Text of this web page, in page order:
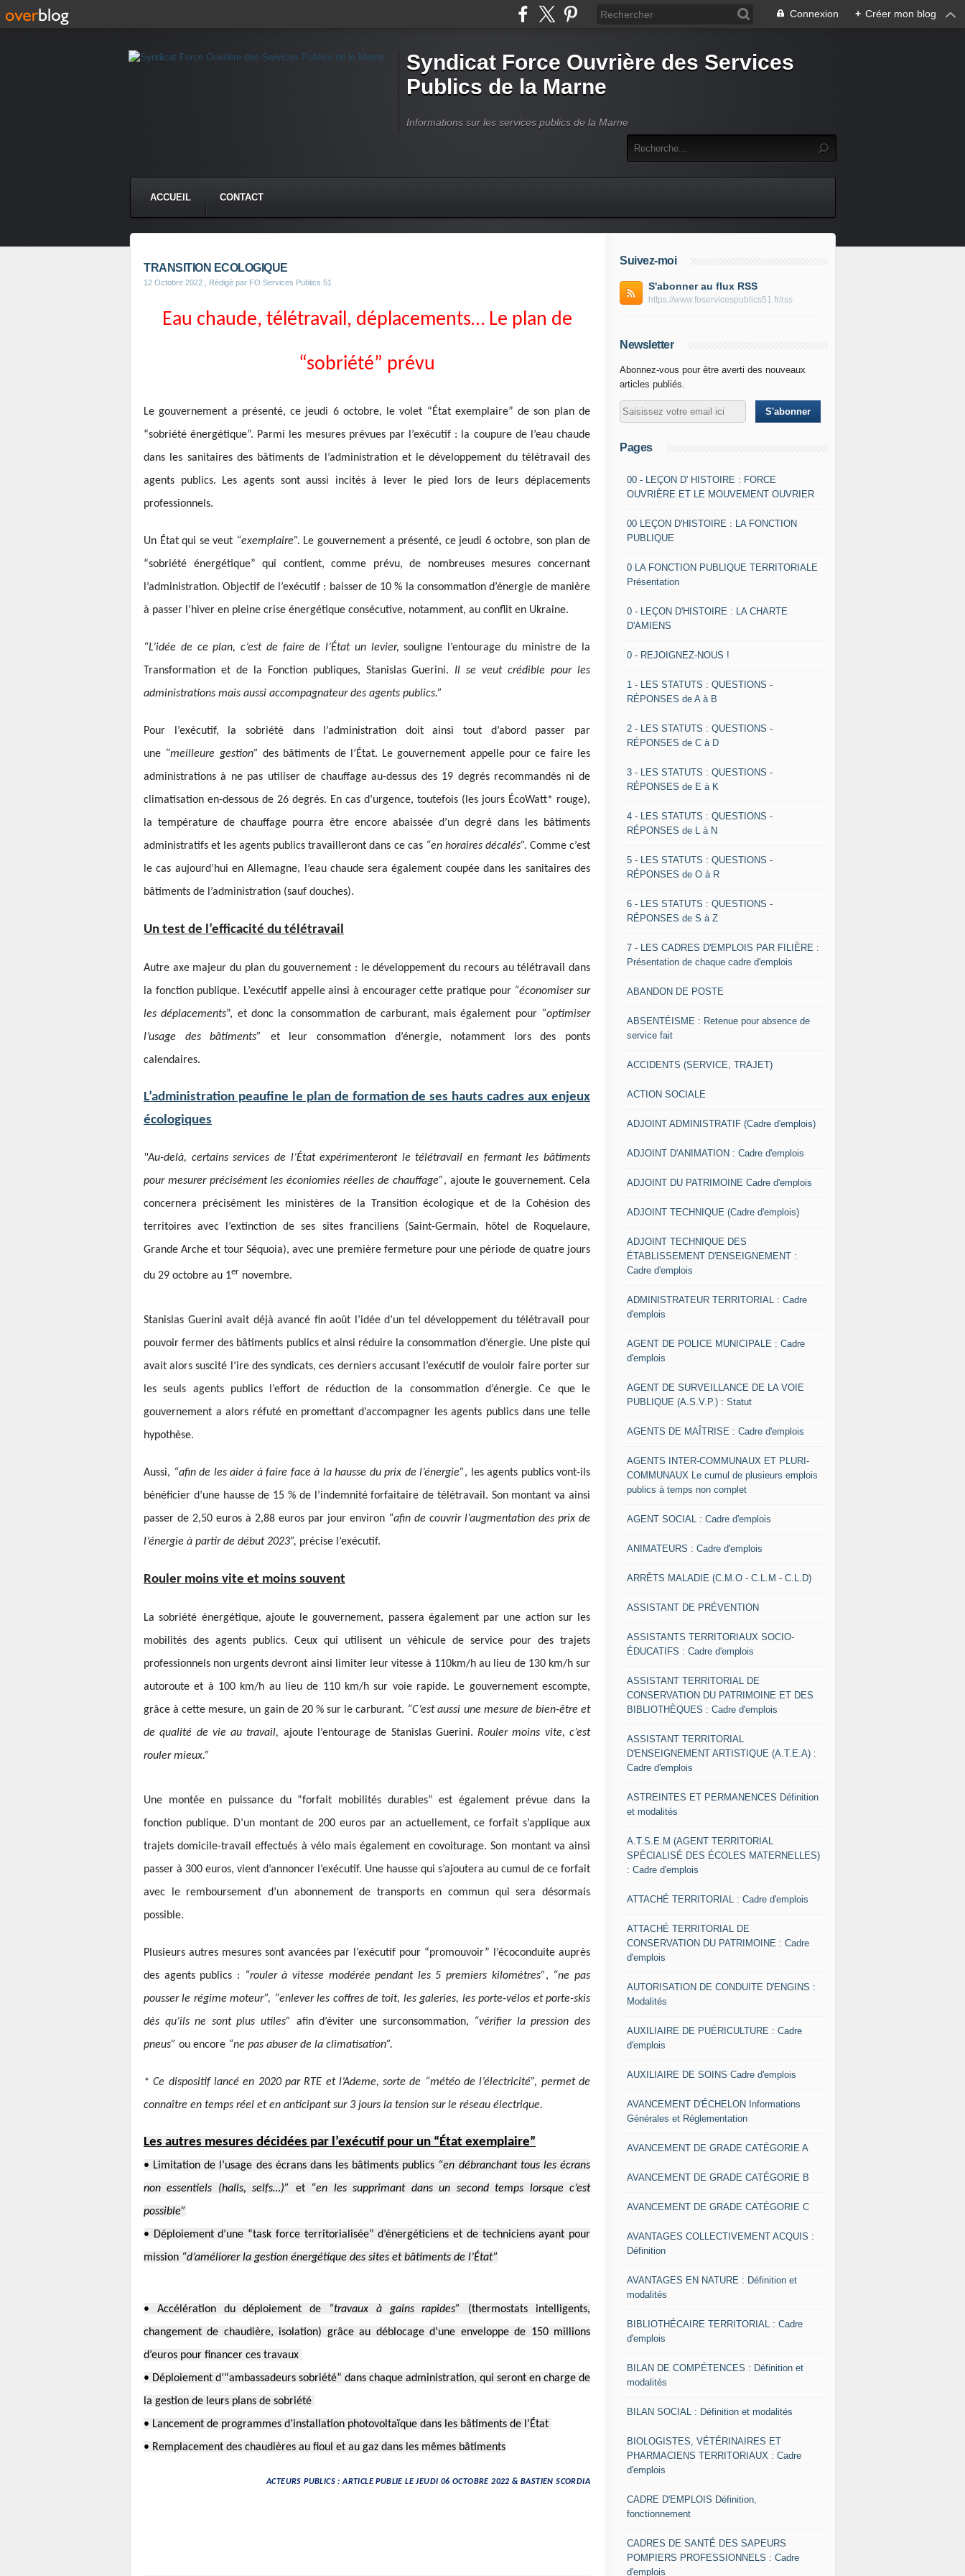
Connexion + Créer mon blog
Syndicat Force Ouvrière des Services
Publics de la Marne
Informations sur les services publics de la Marne
ACCUEIL CONTACT
TRANSITION ECOLOGIQUE
12 Octobre 2022 , Rédigé par FO Services Publics 51
Eau chaude, télétravail, déplacements… Le plan de
“sobriété” prévu
Le gouvernement a présenté, ce jeudi 6 octobre, le volet “État exemplaire” de son plan de
“sobriété énergétique”. Parmi les mesures prévues par l’exécutif : la coupure de l’eau chaude
dans les sanitaires des bâtiments de l’administration et le développement du télétravail des
agents publics. Les agents sont aussi incités à lever le pied lors de leurs déplacements
professionnels.
Un État qui se veut “exemplaire”. Le gouvernement a présenté, ce jeudi 6 octobre, son plan de
“sobriété énergétique” qui contient, comme prévu, de nombreuses mesures concernant
l’administration. Objectif de l’exécutif : baisser de 10 % la consommation d’énergie de manière
à passer l’hiver en pleine crise énergétique consécutive, notamment, au conflit en Ukraine.
“L’idée de ce plan, c’est de faire de l’État un levier,souligne l’entourage du ministre de la
Transformation et de la Fonction publiques, Stanislas Guerini. Il se veut crédible pour les
administrations mais aussi accompagnateur des agents publics.”
Pour l’exécutif, la sobriété dans l’administration doit ainsi tout d’abord passer par
une “meilleure gestion” des bâtiments de l’État. Le gouvernement appelle pour ce faire les
administrations à ne pas utiliser de chauffage au-dessus des 19 degrés recommandés ni de
climatisation en-dessous de 26 degrés. En cas d’urgence, toutefois (les jours ÉcoWatt* rouge),
la température de chauffage pourra être encore abaissée d’un degré dans les bâtiments
administratifs et les agents publics travailleront dans ce cas “en horaires décalés”. Comme c’est
le cas aujourd’hui en Allemagne, l’eau chaude sera également coupée dans les sanitaires des
bâtiments de l’administration (sauf douches).
Un test de l’efficacité du télétravail
Autre axe majeur du plan du gouvernement : le développement du recours au télétravail dans
la fonction publique. L’exécutif appelle ainsi à encourager cette pratique pour “économiser sur
les déplacements”, et donc la consommation de carburant, mais également pour “optimiser
l’usage des bâtiments” et leur consommation d’énergie, notamment lors des ponts
calendaires.
L’administration peaufine le plan de formation de ses hauts cadres aux enjeux
écologiques
"Au-delà, certains services de l’État expérimenteront le télétravail en fermant les bâtiments
pour mesurer précisément les éconiomies réelles de chauffage”, ajoute le gouvernement. Cela
concernera précisément les ministères de la Transition écologique et de la Cohésion des
territoires avec l’extinction de ses sites franciliens (Saint-Germain, hôtel de Roquelaure,
Grande Arche et tour Séquoia), avec une première fermeture pour une période de quatre jours
du 29 octobre au 1er novembre.
Stanislas Guerini avait déjà avancé fin août l’idée d’un tel développement du télétravail pour
pouvoir fermer des bâtiments publics et ainsi réduire la consommation d’énergie. Une piste qui
avait alors suscité l’ire des syndicats, ces derniers accusant l’exécutif de vouloir faire porter sur
les seuls agents publics l’effort de réduction de la consommation d’énergie. Ce que le
gouvernement a alors réfuté en promettant d’accompagner les agents publics dans une telle
hypothèse.
Aussi, “afin de les aider à faire face à la hausse du prix de l’énergie”, les agents publics vont-ils
bénéficier d’une hausse de 15 % de l’indemnité forfaitaire de télétravail. Son montant va ainsi
passer de 2,50 euros à 2,88 euros par jour environ “afin de couvrir l’augmentation des prix de
l’énergie à partir de début 2023”, précise l’exécutif.
Rouler moins vite et moins souvent
La sobriété énergétique, ajoute le gouvernement, passera également par une action sur les
mobilités des agents publics. Ceux qui utilisent un véhicule de service pour des trajets
professionnels non urgents devront ainsi limiter leur vitesse à 110km/h au lieu de 130 km/h sur
autoroute et à 100 km/h au lieu de 110 km/h sur voie rapide. Le gouvernement escompte,
grâce à cette mesure, un gain de 20 % sur le carburant. “C’est aussi une mesure de bien-être et
de qualité de vie au travail, ajoute l’entourage de Stanislas Guerini.Rouler moins vite, c’est
rouler mieux.”
Une montée en puissance du “forfait mobilités durables” est également prévue dans la
fonction publique. D’un montant de 200 euros par an actuellement, ce forfait s’applique aux
trajets domicile-travail effectués à vélo mais également en covoiturage. Son montant va ainsi
passer à 300 euros, vient d’annoncer l’exécutif. Une hausse qui s’ajoutera au cumul de ce forfait
avec le remboursement d’un abonnement de transports en commun qui sera désormais
possible.
Plusieurs autres mesures sont avancées par l’exécutif pour “promouvoir” l’écoconduite auprès
des agents publics :
“rouler à vitesse modérée pendant les 5 premiers kilomètres”, “ne pas
pousser le régime moteur”, “enlever les coffres de toit, les galeries, les porte-vélos et porte-skis
dès qu’ils ne sont plus utiles”
afin d’éviter une surconsommation, “vérifier la pression des
pneus” ou encore “ne pas abuser de la climatisation”.
* Ce dispositif lancé en 2020 par RTE et l’Ademe, sorte de “météo de l’électricité”, permet de
connaître en temps réel et en anticipant sur 3 jours la tension sur le réseau électrique.
Les autres mesures décidées par l’exécutif pour un “État exemplaire”
• Limitation de l’usage des écrans dans les bâtiments publics “en débranchant tous les écrans
non essentiels (halls, selfs…)”
et
“en les supprimant dans un second temps lorsque c’est
possible”
• Déploiement d’une “task force territorialisée” d’énergéticiens et de techniciens ayant pour
mission “d’améliorer la gestion énergétique des sites et bâtiments de l’État”
• Accélération du déploiement de “travaux à gains rapides”
(thermostats intelligents,
changement de chaudière, isolation) grâce au déblocage d’une enveloppe de 150 millions
d’euros pour financer ces travaux
• Déploiement d’“ambassadeurs sobriété” dans chaque administration, qui seront en charge de
la gestion de leurs plans de sobriété
• Lancement de programmes d’installation photovoltaïque dans les bâtiments de l’État
• Remplacement des chaudières au fioul et au gaz dans les mêmes bâtiments
ACTEURS PUBLICS : ARTICLE PUBLIE LE JEUDI 06 OCTOBRE 2022 & BASTIEN SCORDIA
Suivez-moi
S'abonner au flux RSS
https://www.foservicespublics51.fr/rss
Newsletter
Abonnez-vous pour être averti des nouveaux
articles publiés.
Pages
00 - LEÇON D' HISTOIRE : FORCE
OUVRIÈRE ET LE MOUVEMENT OUVRIER
00 LEÇON D'HISTOIRE : LA FONCTION
PUBLIQUE
0 LA FONCTION PUBLIQUE TERRITORIALE
Présentation
0 - LEÇON D'HISTOIRE : LA CHARTE
D'AMIENS
0 - REJOIGNEZ-NOUS !
1 - LES STATUTS : QUESTIONS -
RÉPONSES de A à B
2 - LES STATUTS : QUESTIONS -
RÉPONSES de C à D
3 - LES STATUTS : QUESTIONS -
RÉPONSES de E à K
4 - LES STATUTS : QUESTIONS -
RÉPONSES de L à N
5 - LES STATUTS : QUESTIONS -
RÉPONSES de O à R
6 - LES STATUTS : QUESTIONS -
RÉPONSES de S à Z
7 - LES CADRES D'EMPLOIS PAR FILIÈRE :
Présentation de chaque cadre d'emplois
ABANDON DE POSTE
ABSENTÉISME : Retenue pour absence de
service fait
ACCIDENTS (SERVICE, TRAJET)
ACTION SOCIALE
ADJOINT ADMINISTRATIF (Cadre d'emplois)
ADJOINT D'ANIMATION : Cadre d'emplois
ADJOINT DU PATRIMOINE Cadre d'emplois
ADJOINT TECHNIQUE (Cadre d'emplois)
ADJOINT TECHNIQUE DES
ÉTABLISSEMENT D'ENSEIGNEMENT :
Cadre d'emplois
ADMINISTRATEUR TERRITORIAL : Cadre
d'emplois
AGENT DE POLICE MUNICIPALE : Cadre
d'emplois
AGENT DE SURVEILLANCE DE LA VOIE
PUBLIQUE (A.S.V.P.) : Statut
AGENTS DE MAÎTRISE : Cadre d'emplois
AGENTS INTER-COMMUNAUX ET PLURI-
COMMUNAUX Le cumul de plusieurs emplois
publics à temps non complet
AGENT SOCIAL : Cadre d'emplois
ANIMATEURS : Cadre d'emplois
ARRÊTS MALADIE (C.M.O - C.L.M - C.L.D)
ASSISTANT DE PRÉVENTION
ASSISTANTS TERRITORIAUX SOCIO-
ÉDUCATIFS : Cadre d'emplois
ASSISTANT TERRITORIAL DE
CONSERVATION DU PATRIMOINE ET DES
BIBLIOTHÈQUES : Cadre d'emplois
ASSISTANT TERRITORIAL
D'ENSEIGNEMENT ARTISTIQUE (A.T.E.A) :
Cadre d'emplois
ASTREINTES ET PERMANENCES Définition
et modalités
A.T.S.E.M (AGENT TERRITORIAL
SPÉCIALISÉ DES ÉCOLES MATERNELLES)
: Cadre d'emplois
ATTACHÉ TERRITORIAL : Cadre d'emplois
ATTACHÉ TERRITORIAL DE
CONSERVATION DU PATRIMOINE : Cadre
d'emplois
AUTORISATION DE CONDUITE D'ENGINS :
Modalités
AUXILIAIRE DE PUÉRICULTURE : Cadre
d'emplois
AUXILIAIRE DE SOINS Cadre d'emplois
AVANCEMENT D'ÉCHELON Informations
Générales et Réglementation
AVANCEMENT DE GRADE CATÉGORIE A
AVANCEMENT DE GRADE CATÉGORIE B
AVANCEMENT DE GRADE CATÉGORIE C
AVANTAGES COLLECTIVEMENT ACQUIS :
Définition
AVANTAGES EN NATURE : Définition et
modalités
BIBLIOTHÉCAIRE TERRITORIAL : Cadre
d'emplois
BILAN DE COMPÉTENCES : Définition et
modalités
BILAN SOCIAL : Définition et modalités
BIOLOGISTES, VÉTÉRINAIRES ET
PHARMACIENS TERRITORIAUX : Cadre
d'emplois
CADRE D'EMPLOIS Définition,
fonctionnement
CADRES DE SANTÉ DES SAPEURS
POMPIERS PROFESSIONNELS : Cadre
d'emplois